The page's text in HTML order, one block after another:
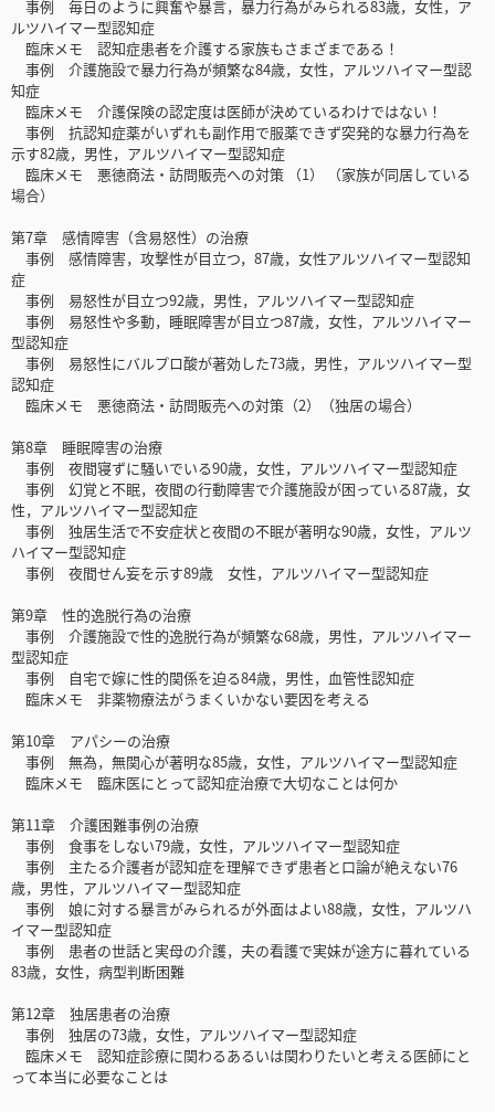
事例 毎日のように興奮や暴言，暴力行為がみられる83歳，女性，ア
ルツハイマー型認知症
臨床メモ 認知症患者を介護する家族もさまざまである！
事例 介護施設で暴力行為が頻繁な84歳，女性，アルツハイマー型認
知症
臨床メモ 介護保険の認定度は医師が決めているわけではない！
事例 抗認知症薬がいずれも副作用で服薬できず突発的な暴力行為を
示す82歳，男性，アルツハイマー型認知症
臨床メモ 悪徳商法・訪問販売への対策 （1） （家族が同居している
場合）
第7章 感情障害（含易怒性）の治療
事例 感情障害，攻撃性が目立つ，87歳，女性アルツハイマー型認知
症
事例 易怒性が目立つ92歳，男性，アルツハイマー型認知症
事例 易怒性や多動，睡眠障害が目立つ87歳，女性，アルツハイマー
型認知症
事例 易怒性にバルプロ酸が著効した73歳，男性，アルツハイマー型
認知症
臨床メモ 悪徳商法・訪問販売への対策（2）（独居の場合）
第8章 睡眠障害の治療
事例 夜間寝ずに騒いでいる90歳，女性，アルツハイマー型認知症
事例 幻覚と不眠，夜間の行動障害で介護施設が困っている87歳，女
性，アルツハイマー型認知症
事例 独居生活で不安症状と夜間の不眠が著明な90歳，女性，アルツ
ハイマー型認知症
事例 夜間せん妄を示す89歳 女性，アルツハイマー型認知症
第9章 性的逸脱行為の治療
事例 介護施設で性的逸脱行為が頻繁な68歳，男性，アルツハイマー
型認知症
事例 自宅で嫁に性的関係を迫る84歳，男性，血管性認知症
臨床メモ 非薬物療法がうまくいかない要因を考える
第10章 アパシーの治療
事例 無為，無関心が著明な85歳，女性，アルツハイマー型認知症
臨床メモ 臨床医にとって認知症治療で大切なことは何か
第11章 介護困難事例の治療
事例 食事をしない79歳，女性，アルツハイマー型認知症
事例 主たる介護者が認知症を理解できず患者と口論が絶えない76
歳，男性，アルツハイマー型認知症
事例 娘に対する暴言がみられるが外面はよい88歳，女性，アルツハ
イマー型認知症
事例 患者の世話と実母の介護，夫の看護で実妹が途方に暮れている
83歳，女性，病型判断困難
第12章 独居患者の治療
事例 独居の73歳，女性，アルツハイマー型認知症
臨床メモ 認知症診療に関わるあるいは関わりたいと考える医師にと
って本当に必要なことは